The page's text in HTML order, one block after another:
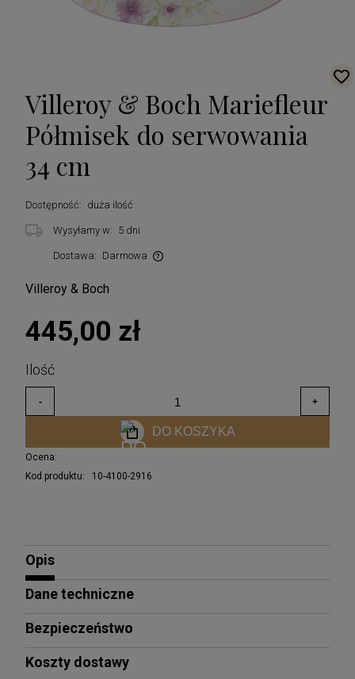
Villeroy & Boch Mariefleur
Półmisek do serwowania
34 cm
Dostępność: duża ilość
Wysyłamy w: 5 dni
Dostawa: Darmowa
Villeroy & Boch
445,00 zł
DO KOSZYKA
Ocena:
Kod produktu:
10-4100-2916
Opis
Dane techniczne
Bezpieczeństwo
Koszty dostawy